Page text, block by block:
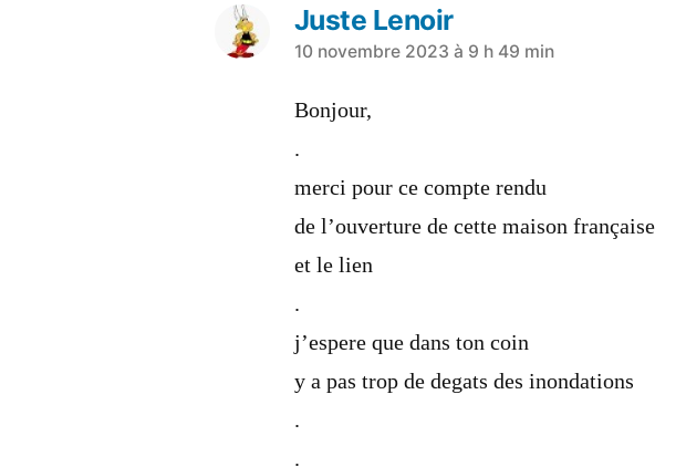
Juste Lenoir
10 novembre 2023 à 9 h 49 min
Bonjour,
.
merci pour ce compte rendu
de l’ouverture de cette maison française
et le lien
.
j’espere que dans ton coin
y a pas trop de degats des inondations
.
.